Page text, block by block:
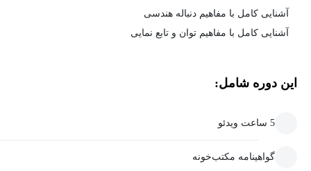
آشنایی کامل با مفاهیم دنباله هندسی
آشنایی کامل با مفاهیم توان و تابع نمایی
این دوره شامل:
5 ساعت ویدئو
گواهینامه مکتب‌خونه